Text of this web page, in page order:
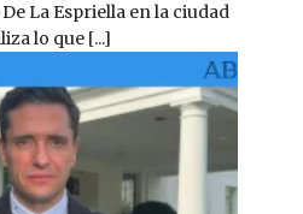
La Espriella en la ciudad
lo que [...]